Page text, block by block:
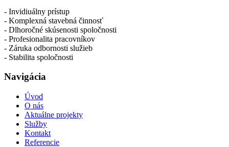
- Invidiuálny prístup
- Komplexná stavebná činnosť
- Dlhoročné skúsenosti spoločnosti
- Profesionalita pracovníkov
- Záruka odbornosti služieb
- Stabilita spoločnosti
Navigácia
Úvod
O nás
Aktuálne projekty
Služby
Kontakt
Referencie